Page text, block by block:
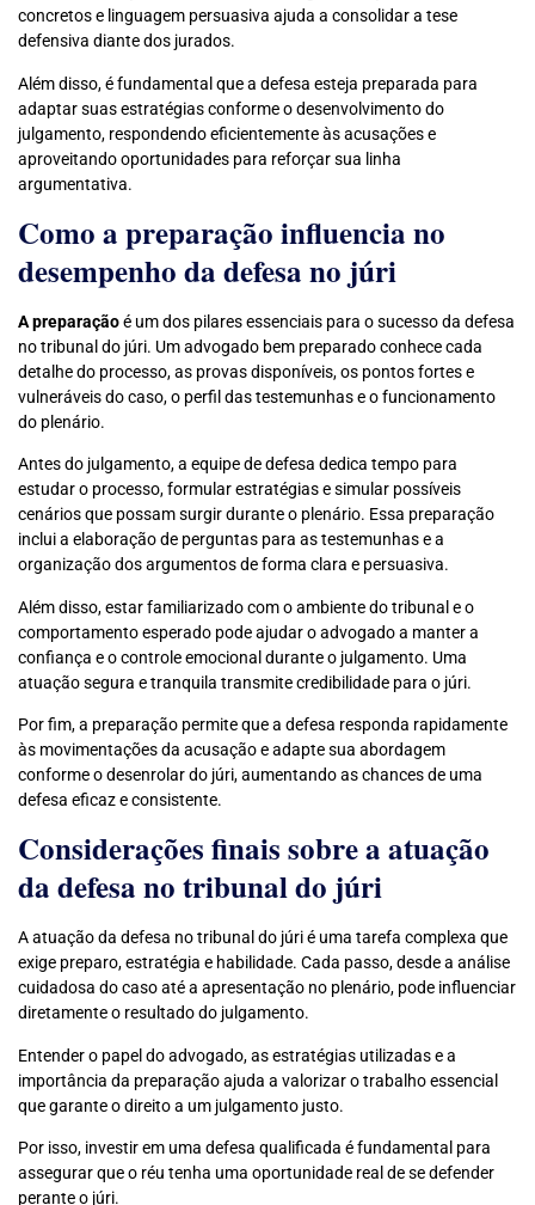
concretos e linguagem persuasiva ajuda a consolidar a tese
defensiva diante dos jurados.
Além disso, é fundamental que a defesa esteja preparada para
adaptar suas estratégias conforme o desenvolvimento do
julgamento, respondendo eficientemente às acusações e
aproveitando oportunidades para reforçar sua linha
argumentativa.
Como a preparação influencia no
desempenho da defesa no júri
A preparaçãoé um dos pilares essenciais para o sucesso da defesa
no tribunal do júri. Um advogado bem preparado conhece cada
detalhe do processo, as provas disponíveis, os pontos fortes e
vulneráveis do caso, o perfil das testemunhas e o funcionamento
do plenário.
Antes do julgamento, a equipe de defesa dedica tempo para
estudar o processo, formular estratégias e simular possíveis
cenários que possam surgir durante o plenário. Essa preparação
inclui a elaboração de perguntas para as testemunhas e a
organização dos argumentos de forma clara e persuasiva.
Além disso, estar familiarizado com o ambiente do tribunal e o
comportamento esperado pode ajudar o advogado a manter a
confiança e o controle emocional durante o julgamento. Uma
atuação segura e tranquila transmite credibilidade para o júri.
Por fim, a preparação permite que a defesa responda rapidamente
às movimentações da acusação e adapte sua abordagem
conforme o desenrolar do júri, aumentando as chances de uma
defesa eficaz e consistente.
Considerações finais sobre a atuação
da defesa no tribunal do júri
A atuação da defesa no tribunal do júri é uma tarefa complexa que
exige preparo, estratégia e habilidade. Cada passo, desde a análise
cuidadosa do caso até a apresentação no plenário, pode influenciar
diretamente o resultado do julgamento.
Entender o papel do advogado, as estratégias utilizadas e a
importância da preparação ajuda a valorizar o trabalho essencial
que garante o direito a um julgamento justo.
Por isso, investir em uma defesa qualificada é fundamental para
assegurar que o réu tenha uma oportunidade real de se defender
perante o júri.